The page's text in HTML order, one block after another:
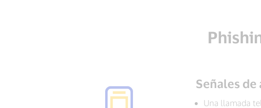
Señales
Una llamada